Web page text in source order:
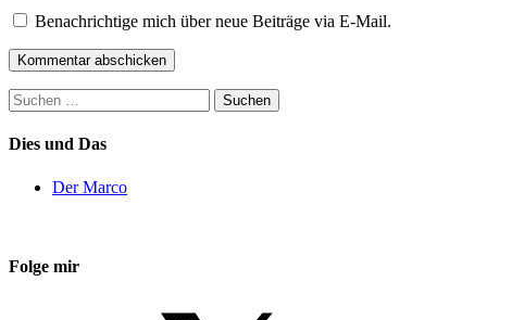
Benachrichtige mich über neue Beiträge via E-Mail.
Suchen
nach:
Dies und Das
Der Marco
Folge mir